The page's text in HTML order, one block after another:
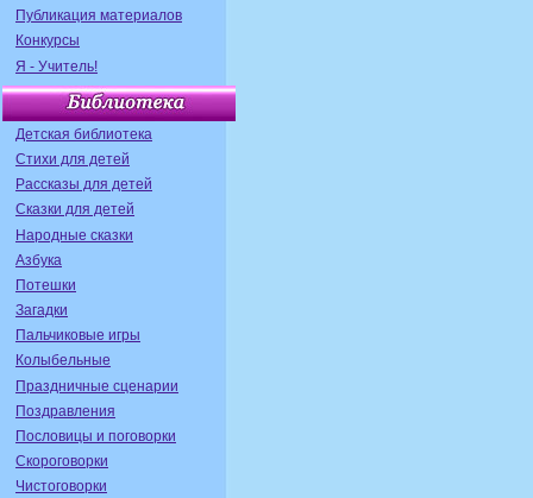
Публикация материалов
Конкурсы
Я - Учитель!
Детская библиотека
Стихи для детей
Рассказы для детей
Сказки для детей
Народные сказки
Азбука
Потешки
Загадки
Пальчиковые игры
Колыбельные
Праздничные сценарии
Поздравления
Пословицы и поговорки
Скороговорки
Чистоговорки